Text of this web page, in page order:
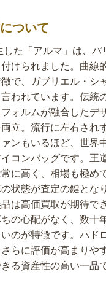
ついて
した「アルマ」は、パ
けられました。曲線
で、ガブリエル・シ
われています。伝統
ォルムが融合したデ
立。流行に左右され
ンもいるほど、世界
コンバッグです。王
に高く、相場も極め
状態が査定の鍵とな
は高価買取が期待で
の心配がなく、数十
のが特徴です。パド
らに評価が高まりや
る資産性の高い一品で